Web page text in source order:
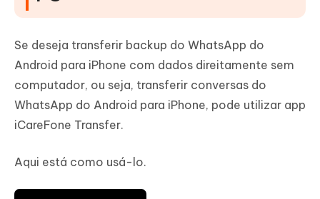
Se deseja transferir backup do WhatsApp do
Android para iPhone com dados direitamente sem
computador, ou seja, transferir conversas do
WhatsApp do Android para iPhone, pode utilizar app
iCareFone Transfer.
Aqui está como usá-lo.